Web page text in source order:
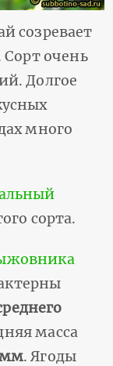
созревает
Сорт очень
Долгое
много
сорта.
масса
. Ягоды